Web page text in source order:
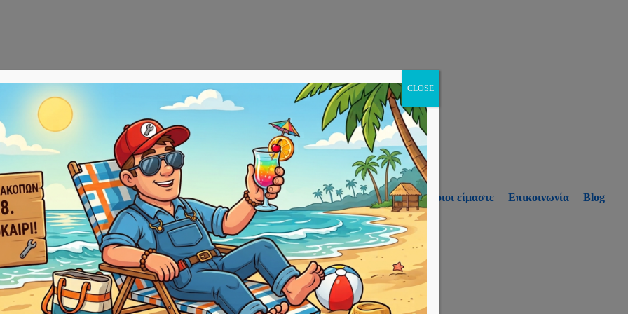
Αρχική E-shop Υπηρεσίες Ποιοι είμαστε Επικοινωνία
Blog
CLOSE